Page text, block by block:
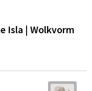
Isla | Wolkvorm